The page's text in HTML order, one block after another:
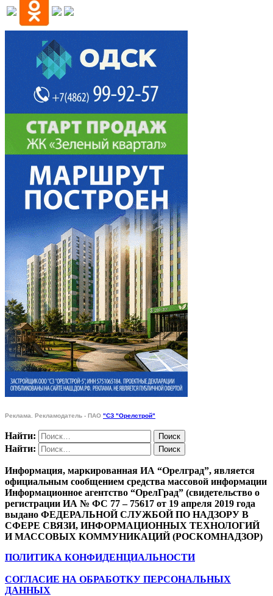
Реклама. Рекламодатель - ПАО "СЗ "Орелстрой"
Найти:
Найти:
Информация, маркированная ИА “Орелград”, является
официальным сообщением средства массовой информации
Информационное агентство “ОрелГрад” (свидетельство о
регистрации ИА № ФС 77 – 75617 от 19 апреля 2019 года
выдано ФЕДЕРАЛЬНОЙ СЛУЖБОЙ ПО НАДЗОРУ В
СФЕРЕ СВЯЗИ, ИНФОРМАЦИОННЫХ ТЕХНОЛОГИЙ
И МАССОВЫХ КОММУНИКАЦИЙ (РОСКОМНАДЗОР)
ПОЛИТИКА КОНФИДЕНЦИАЛЬНОСТИ
СОГЛАСИЕ НА ОБРАБОТКУ ПЕРСОНАЛЬНЫХ
ДАННЫХ